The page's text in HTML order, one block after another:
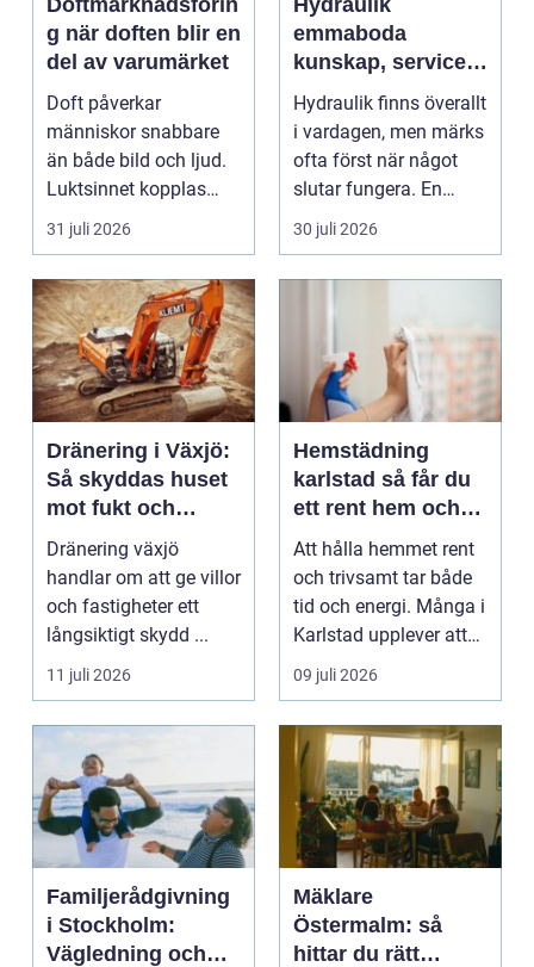
g när doften blir en
del av varumärket
Doft påverkar
människor snabbare
än både bild och ljud.
Luktsinnet kopplas
direkt till hjärnans
cent...
31 juli 2026
emmaboda
kunskap, service
och rätt lösningar
när du behöver
dem
Hydraulik finns överallt
i vardagen, men märks
ofta först när något
slutar fungera. En
läckande slan...
30 juli 2026
Dränering i Växjö:
Så skyddas huset
mot fukt och
vattenskador
Dränering växjö
handlar om att ge villor
och fastigheter ett
långsiktigt skydd ...
11 juli 2026
Hemstädning
karlstad så får du
ett rent hem och
mer tid över
Att hålla hemmet rent
och trivsamt tar både
tid och energi. Många i
Karlstad upplever att
städningen...
09 juli 2026
Familjerådgivning
i Stockholm:
Vägledning och
Mäklare
Östermalm: så
hittar du rätt